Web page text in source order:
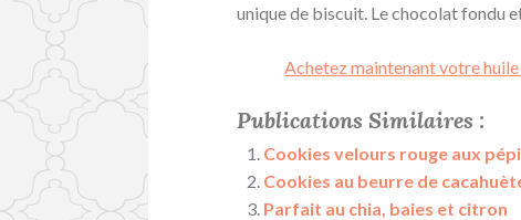
unique de biscuit. Le chocolat fondu
Achetez maintenant votre
Publications Similaires :
Cookies velours rouge aux
Cookies au beurre de
Parfait au chia, baies et citron